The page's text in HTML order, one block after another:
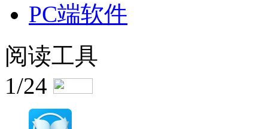
PC端软件
阅读工具
1/24